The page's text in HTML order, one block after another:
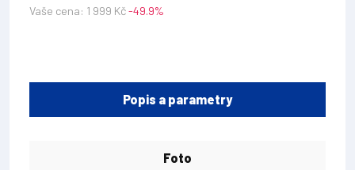
Vaše cena: 1 999 Kč-49.9%
Popis a parametry
Foto